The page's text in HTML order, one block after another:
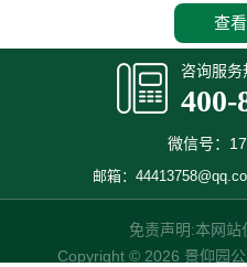
查
咨询服务
400-
微信号：
邮箱：
免责声明:本网站
Copyright © 2026 景仰园